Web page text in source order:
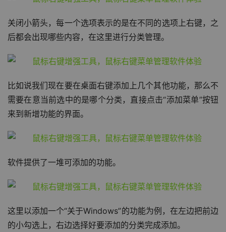
关闭小箭头，每一个选项表示的是在不同的选项上右键，之
后都会出现哪些内容，在这里进行分类管理。
比如说我们现在要在桌面右键添加上几个其他功能，那么不
需要在意当前选中的是哪个分类，直接点击“添加菜单”按钮
来到新增功能的界面。
软件提供了一堆可添加的功能。
这里以添加一个“关于Windows”的功能为例，在左边把前边
的小勾选上，右边选择好要添加的分类完成添加。